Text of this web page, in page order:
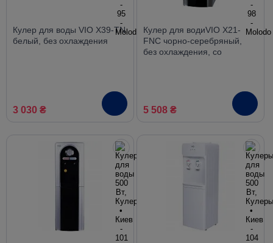
Кулер для воды VIO X39-TN
белый, без охлаждения
3 030 ₴
Кулер для водиVIO Х21-
FNC чорно-серебряный,
без охлаждения, со
5 508 ₴